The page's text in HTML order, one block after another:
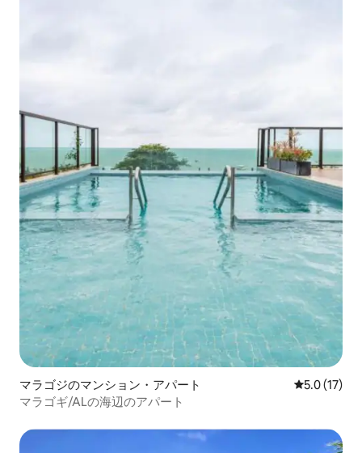
マラゴジのマンション・アパート レビュー17
5.0 (17)
マラゴギ/ALの海辺のアパート